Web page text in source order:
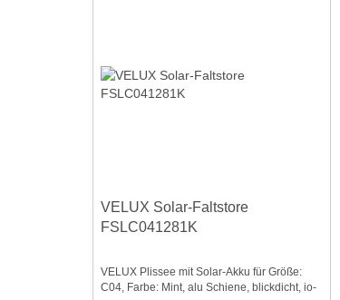
VELUX Solar-Faltstore
FSLC041281K
VELUX Plissee mit Solar-Akku für Größe:
C04, Farbe: Mint, alu Schiene, blickdicht, io-